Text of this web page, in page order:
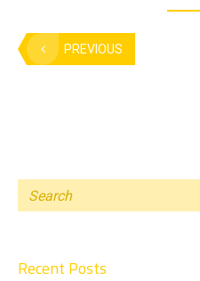
PREVIOUS
Recent Posts